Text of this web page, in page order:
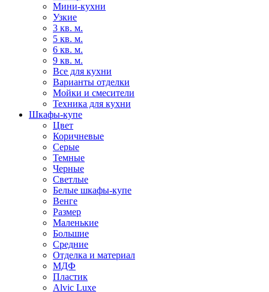
Мини-кухни
Узкие
3 кв. м.
5 кв. м.
6 кв. м.
9 кв. м.
Все для кухни
Варианты отделки
Мойки и смесители
Техника для кухни
Шкафы-купе
Цвет
Коричневые
Серые
Темные
Черные
Светлые
Белые шкафы-купе
Венге
Размер
Маленькие
Большие
Средние
Отделка и материал
МДФ
Пластик
Alvic Luxe